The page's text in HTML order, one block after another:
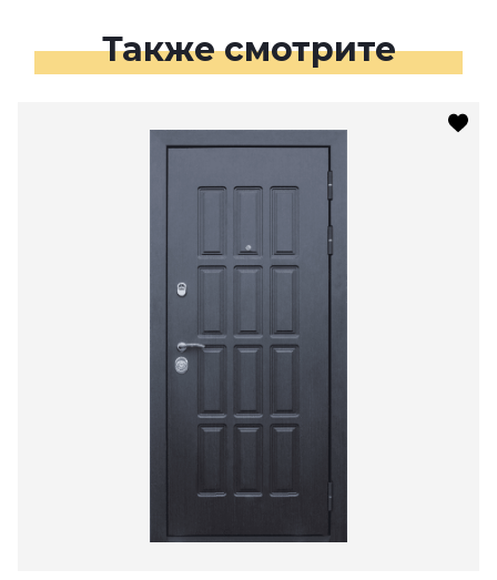
Также смотрите